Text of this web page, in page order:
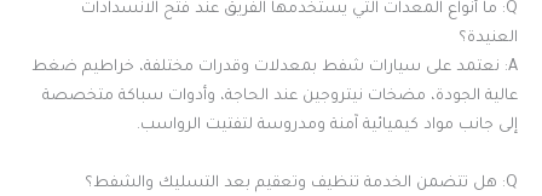
Q: ما أنواع المعدات التي يستخدمها الفريق عند فتح الانسدادات
العنيدة؟
A: نعتمد على سيارات شفط بمعدلات وقدرات مختلفة، خراطيم ضغط
عالية الجودة، مضخات نيتروجين عند الحاجة، وأدوات سباكة متخصصة
إلى جانب مواد كيميائية آمنة ومدروسة لتفتيت الرواسب.
Q: هل تتضمن الخدمة تنظيف وتعقيم بعد التسليك والشفط؟